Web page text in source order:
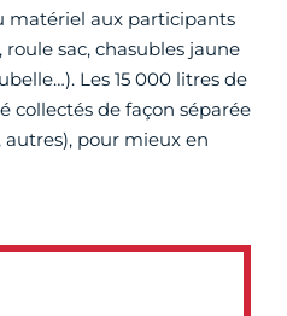
matériel aux participants
roule sac, chasubles jaune
Les 15 000 litres de
collectés de façon séparée
autres), pour mieux en